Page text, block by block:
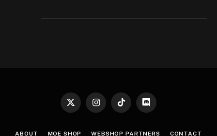
X
InstagramTikTok Discord
ABOUT MOE SHOP WEBSHOP PARTNERS CONTACT